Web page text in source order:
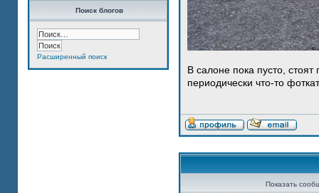
Поиск блогов
Расширенный поиск
В салоне пока пусто,
периодически что-то
Показать